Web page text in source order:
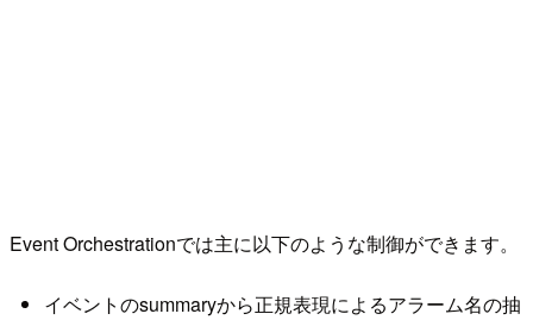
Event Orchestrationでは主に以下のような制御ができます。
イベントのsummaryから正規表現によるアラーム名の抽